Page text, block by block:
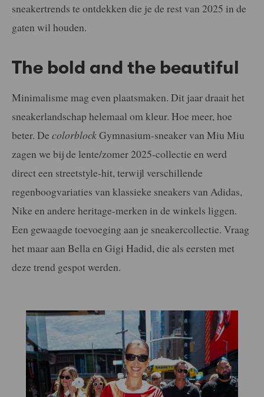
sneakertrends te ontdekken die je de rest van 2025 in de
gaten wil houden.
The bold and the beautiful
Minimalisme mag even plaatsmaken. Dit jaar draait het
sneakerlandschap helemaal om kleur. Hoe meer, hoe
beter. De colorblockGymnasium-sneaker van Miu Miu
zagen we bij de lente/zomer 2025-collectie en werd
direct een streetstyle-hit, terwijl verschillende
regenboogvariaties van klassieke sneakers van Adidas,
Nike en andere heritage-merken in de winkels liggen.
Een gewaagde toevoeging aan je sneakercollectie. Vraag
het maar aan Bella en Gigi Hadid, die als eersten met
deze trend gespot werden.